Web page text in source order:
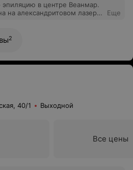
в центре Веанмар.
на александритовом лазере
уровня лазер:
результат — советую.
Еще
2
40/1 Выходной
Все цены